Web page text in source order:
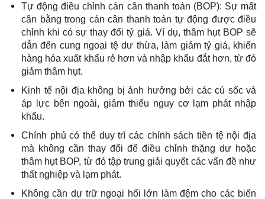
Tự động điều chỉnh cán cân thanh toán (BOP): Sự mất
cân bằng trong cán cân thanh toán tự động được điều
chỉnh khi có sự thay đổi tỷ giá. Ví dụ, thâm hụt BOP sẽ
dẫn đến cung ngoại tệ dư thừa, làm giảm tỷ giá, khiến
hàng hóa xuất khẩu rẻ hơn và nhập khẩu đắt hơn, từ đó
giảm thâm hụt.
Kinh tế nội địa không bị ảnh hưởng bởi các cú sốc và
áp lực bên ngoài, giảm thiểu nguy cơ lạm phát nhập
khẩu.
Chính phủ có thể duy trì các chính sách tiền tệ nội địa
mà không cần thay đổi để điều chỉnh thặng dư hoặc
thâm hụt BOP, từ đó tập trung giải quyết các vấn đề như
thất nghiệp và lạm phát.
Không cần dự trữ ngoại hối lớn làm đệm cho các biến